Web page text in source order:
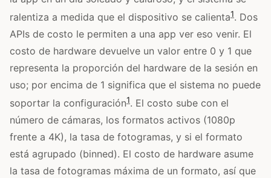
ralentiza a medida que el dispositivo se calienta1. Dos
APIs de costo le permiten a una app ver eso venir. El
costo de hardware devuelve un valor entre 0 y 1 que
representa la proporción del hardware de la sesión en
uso; por encima de 1 significa que el sistema no puede
soportar la configuración1. El costo sube con el
número de cámaras, los formatos activos (1080p
frente a 4K), la tasa de fotogramas, y si el formato
está agrupado (binned). El costo de hardware asume
la tasa de fotogramas máxima de un formato, así que